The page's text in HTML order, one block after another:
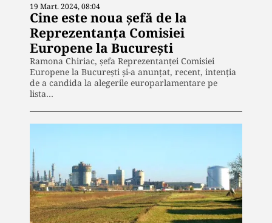
19 Mart. 2024, 08:04
Cine este noua șefă de la
Reprezentanța Comisiei
Europene la București
Ramona Chiriac, șefa Reprezentanței Comisiei
Europene la București și-a anunțat, recent, intenția
de a candida la alegerile europarlamentare pe
lista…